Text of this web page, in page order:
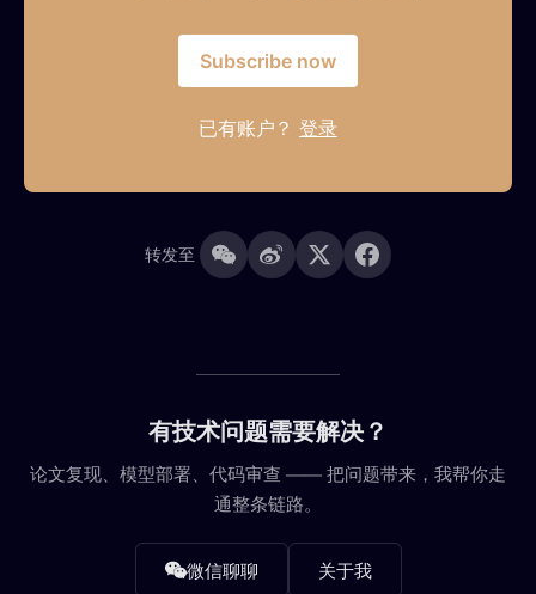
Subscribe now
已有账户？登录
转发至
有技术问题需要解决？
论文复现、模型部署、代码审查 —— 把问题带来，我帮你走
通整条链路。
微信聊聊 关于我